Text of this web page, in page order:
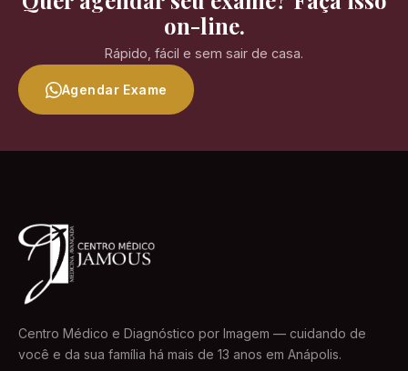
on-line.
Rápido, fácil e sem sair de casa.
Agendar Exame
Centro Médico e Diagnóstico por Imagem — cuidando de
você e da sua família há mais de 13 anos em Anápolis.